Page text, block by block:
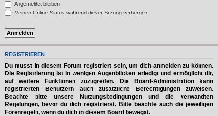
Angemeldet bleiben
Meinen Online-Status während dieser Sitzung verbergen
REGISTRIEREN
Du musst in diesem Forum registriert sein, um dich anmelden zu können.
Die Registrierung ist in wenigen Augenblicken erledigt und ermöglicht dir,
auf weitere Funktionen zuzugreifen. Die Board-Administration kann
registrierten Benutzern auch zusätzliche Berechtigungen zuweisen.
Beachte bitte unsere Nutzungsbedingungen und die verwandten
Regelungen, bevor du dich registrierst. Bitte beachte auch die jeweiligen
Forenregeln, wenn du dich in diesem Board bewegst.